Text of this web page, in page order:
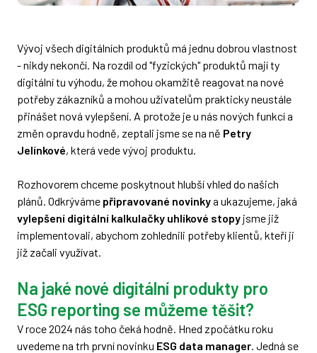
Vývoj všech digitálních produktů má jednu dobrou vlastnost
- nikdy nekončí. Na rozdíl od "fyzických" produktů mají ty
digitální tu výhodu, že mohou okamžitě reagovat na nové
potřeby zákazníků a mohou uživatelům prakticky neustále
přinášet nová vylepšení. A protože je u nás nových funkcí a
změn opravdu hodně, zeptali jsme se na ně Petry
Jelínkové, která vede vývoj produktu.
Rozhovorem chceme poskytnout hlubší vhled do našich
plánů. Odkrýváme připravované novinkya ukazujeme, jaká
vylepšení digitální kalkulačky uhlíkové stopy jsme již
implementovali, abychom zohlednili potřeby klientů, kteří ji
již začali využívat.
Na jaké nové digitální produkty pro
ESG reporting se můžeme těšit?
V roce 2024 nás toho čeká hodně. Hned zpočátku roku
uvedeme na trh první novinku ESG data manager. Jedná se